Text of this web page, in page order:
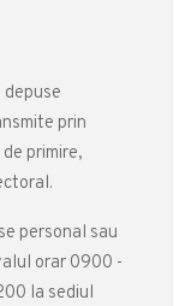
prin
primire,
personal sau
orar 0900 -
la sediul